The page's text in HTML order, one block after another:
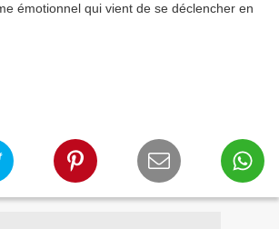
émotionnel qui vient de se déclencher en